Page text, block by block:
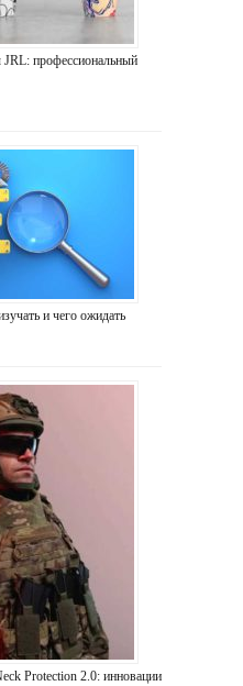
профессиональный
и чего ожидать
Protection 2.0: инновации